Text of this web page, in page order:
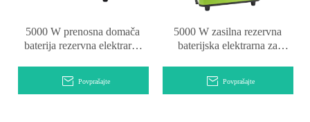
5000 W prenosna domača
baterija rezervna elektrarna
Povprašajte
5000 W zasilna rezervna
baterijska elektrarna za
Povprašajte